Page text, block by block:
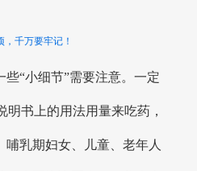
，千万要牢记！
些“小细节”需要注意。一定
明书上的用法用量来吃药，
哺乳期妇女、儿童、老年人